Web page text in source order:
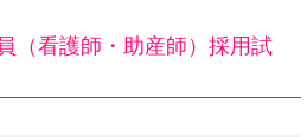
（看護師・助産師）採用試